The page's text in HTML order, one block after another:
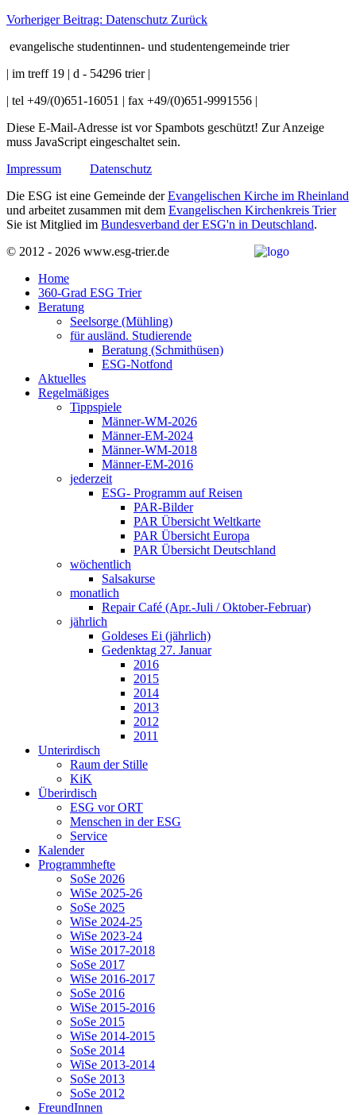
Vorheriger Beitrag: Datenschutz Zurück
evangelische studentinnen- und studentengemeinde trier
| im treff 19 | d - 54296 trier |
| tel +49/(0)651-16051 | fax +49/(0)651-9991556 |
Diese E-Mail-Adresse ist vor Spambots geschützt! Zur Anzeige
muss JavaScript eingeschaltet sein.
Impressum
Datenschutz
Die ESG ist eine Gemeinde derEvangelischen Kirche im Rheinland
und arbeitet zusammen mit dem Evangelischen Kirchenkreis Trier
Sie ist Mitglied im Bundesverband der ESG'n in Deutschland.
© 2012 - 2026 www.esg-trier.de
Home
360-Grad ESG Trier
Beratung
Seelsorge (Mühling)
für ausländ. Studierende
Beratung (Schmithüsen)
ESG-Notfond
Aktuelles
Regelmäßiges
Tippspiele
Männer-WM-2026
Männer-EM-2024
Männer-WM-2018
Männer-EM-2016
jederzeit
ESG- Programm auf Reisen
PAR-Bilder
PAR Übersicht Weltkarte
PAR Übersicht Europa
PAR Übersicht Deutschland
wöchentlich
Salsakurse
monatlich
Repair Café (Apr.-Juli / Oktober-Februar)
jährlich
Goldeses Ei (jährlich)
Gedenktag 27. Januar
2016
2015
2014
2013
2012
2011
Unterirdisch
Raum der Stille
KiK
Überirdisch
ESG vor ORT
Menschen in der ESG
Service
Kalender
Programmhefte
SoSe 2026
WiSe 2025-26
SoSe 2025
WiSe 2024-25
WiSe 2023-24
WiSe 2017-2018
SoSe 2017
WiSe 2016-2017
SoSe 2016
WiSe 2015-2016
SoSe 2015
WiSe 2014-2015
SoSe 2014
WiSe 2013-2014
SoSe 2013
SoSe 2012
FreundInnen